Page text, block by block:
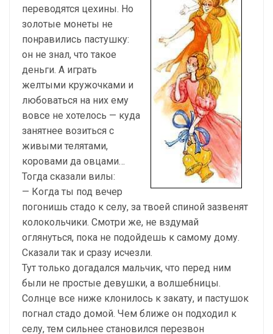
переводятся цехины. Но
золотые монеты не
понравились пастушку:
он не знал, что такое
деньги. А играть
желтыми кружочками и
любоваться на них ему
вовсе не хотелось — куда
занятнее возиться с
живыми телятами,
коровами да овцами…
Тогда сказали вилы:
— Когда ты под вечер
погонишь стадо к селу, за твоей спиной зазвенят
колокольчики. Смотри же, не вздумай
оглянуться, пока не подойдешь к самому дому.
Сказали так и сразу исчезли.
Тут только догадался мальчик, что перед ним
были не простые девушки, а волшебницы.
Солнце все ниже клонилось к закату, и пастушок
погнал стадо домой. Чем ближе он подходил к
селу, тем сильнее становился перезвон